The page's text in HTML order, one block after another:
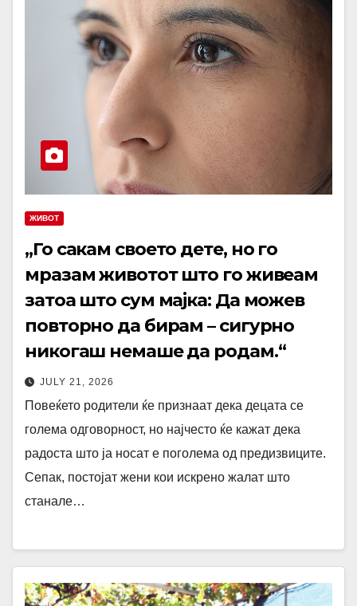
ЖИВОТ
„Го сакам своето дете, но го
мразам животот што го живеам
затоа што сум мајка: Да можев
повторно да бирам – сигурно
никогаш немаше да родам.“
JULY 21, 2026
Повеќето родители ќе признаат дека децата се
голема одговорност, но најчесто ќе кажат дека
радоста што ја носат е поголема од предизвиците.
Сепак, постојат жени кои искрено жалат што
станале…